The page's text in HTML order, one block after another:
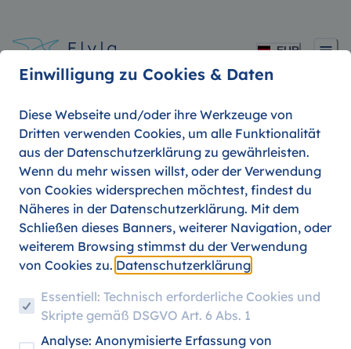
EUR
Flyla Tips 4: Feiertage
weltweit
Einwilligung zu Cookies & Daten
Diese Webseite und/oder ihre Werkzeuge von
Dritten verwenden Cookies, um alle Funktionalität
aus der Datenschutzerklärung zu gewährleisten.
Wenn du mehr wissen willst, oder der Verwendung
von Cookies widersprechen möchtest, findest du
Näheres in der Datenschutzerklärung. Mit dem
Schließen dieses Banners, weiterer Navigation, oder
weiterem Browsing stimmst du der Verwendung
von Cookies zu. Datenschutzerklärung
Essentiell: Technisch erforderliche Cookies und
Skripte gemäß DSGVO Art. 6 Abs. 1
Analyse: Anonymisierte Erfassung von